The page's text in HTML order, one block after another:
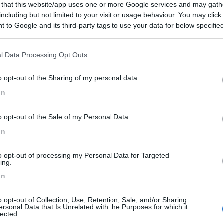
that this website/app uses one or more Google services and may
but not limited to your visit or usage behaviour. You may
to Google and its third-party tags to use your data for below
Data Processing Opt Outs
opt-out of the Sharing of my personal data.
opt-out of the Sale of my Personal Data.
opt-out of processing my Personal Data for Targeted
opt-out of Collection, Use, Retention, Sale, and/or Sharing
Data that Is Unrelated with the Purposes for which it
fare un bel giro in Spagna chiedo consigli a chi ci è già stato,sono
a metà della seconda giornata.
e Valencia richiede almeno cinque giorni (tre per la prima e due
ci sono montagne, ci sono perfino campi da sci.
dello scorso anno in zona ci fu una bufera di neve con
tra Cordoba, Granada e Siviglia.
Toledo e reggia di Aranjuez.
diario del mio viaggio 2017 (costa meridionale, Valencia ma no